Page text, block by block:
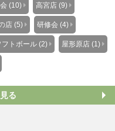
(10) 高宮店 (9)
店 (5) 研修会 (4)
フトボール (2) 屋形原店 (1)
る